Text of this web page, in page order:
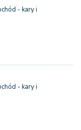
- kary i
- kary i